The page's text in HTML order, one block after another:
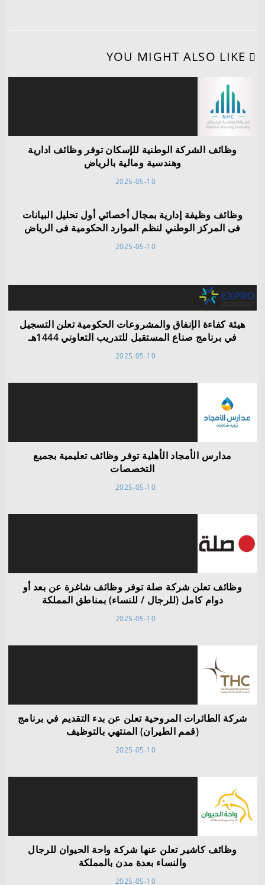
YOU MIGHT ALSO LIKE
وظائف الشركة الوطنية للإسكان توفر وظائف ادارية
وهندسية ومالية بالرياض
2025-05-10
وظائف وظيفة إدارية بمجال أخصائي أول تحليل البيانات
فى المركز الوطني لنظم الموارد الحكومية فى الرياض
2025-05-10
هيئة كفاءة الإنفاق والمشروعات الحكومية تعلن التسجيل
في برنامج صناع المستقبل للتدريب التعاوني 1444هـ
2025-05-10
مدارس الأمجاد الأهلية توفر وظائف تعليمية بجميع
التخصصات
2025-05-10
وظائف تعلن شركة صلة توفر وظائف شاغرة عن بعد أو
دوام كامل (للرجال / للنساء) بمناطق المملكة
2025-05-10
شركة الطائرات المروحية تعلن عن بدء التقديم في برنامج
(قمم الطيران) المنتهي بالتوظيف
2025-05-10
وظائف كاشير تعلن عنها شركة واحة الحيوان للرجال
والنساء بعدة مدن بالمملكة
2025-05-10